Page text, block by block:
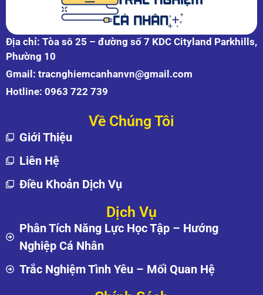
Địa chỉ: Tòa sô 25 – đường số 7 KDC Cityland Parkhills,
Phường 10
Gmail: tracnghiemcanhanvn@gmail.com
Hotline: 0963 722 739
Về Chúng Tôi
Giới Thiệu
Liên Hệ
Điều Khoản Dịch Vụ
Dịch Vụ
Phân Tích Năng Lực Học Tập – Hướng
Nghiệp Cá Nhân
Trắc Nghiệm Tình Yêu – Mối Quan Hệ